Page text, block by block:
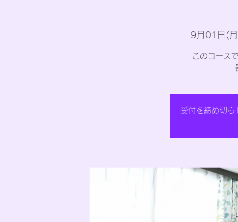
9月01日(
このコース
受付を締め切ら